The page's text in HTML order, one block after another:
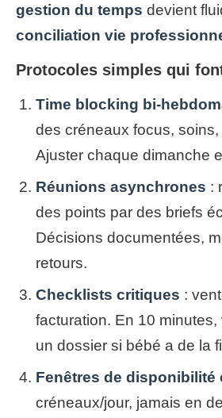
gestion du temps devient
conciliation vie
Protocoles simples qui
Time blocking bi-
des créneaux focus, soins,
Ajuster chaque dimanche
Réunions asynchrones :
des points par des briefs
Décisions documentées,
retours.
Checklists critiques :
facturation. En 10
un dossier si bébé a de la
Fenêtres de disponibilité
créneaux/jour, jamais en